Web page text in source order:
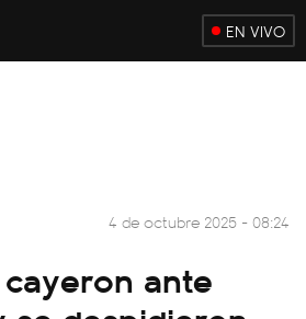
EN VIVO
4 de octubre 2025 - 08:24
cayeron ante